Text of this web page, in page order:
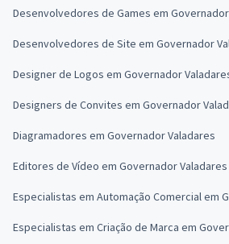
Desenvolvedores de Games em
Desenvolvedores de Site em Governador
Designer de Logos em Governador
Designers de Convites em Governador
Diagramadores em Governador Valadares
Editores de Vídeo em Governador Valadares
Especialistas em Automação Comercial em
Especialistas em Criação de Marca em